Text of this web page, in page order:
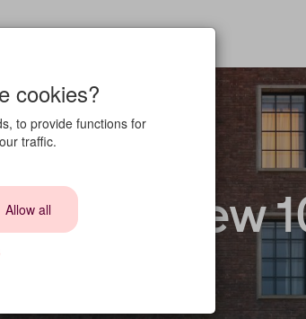
Crew
cookies?
to provide functions for
traffic.
Allow all